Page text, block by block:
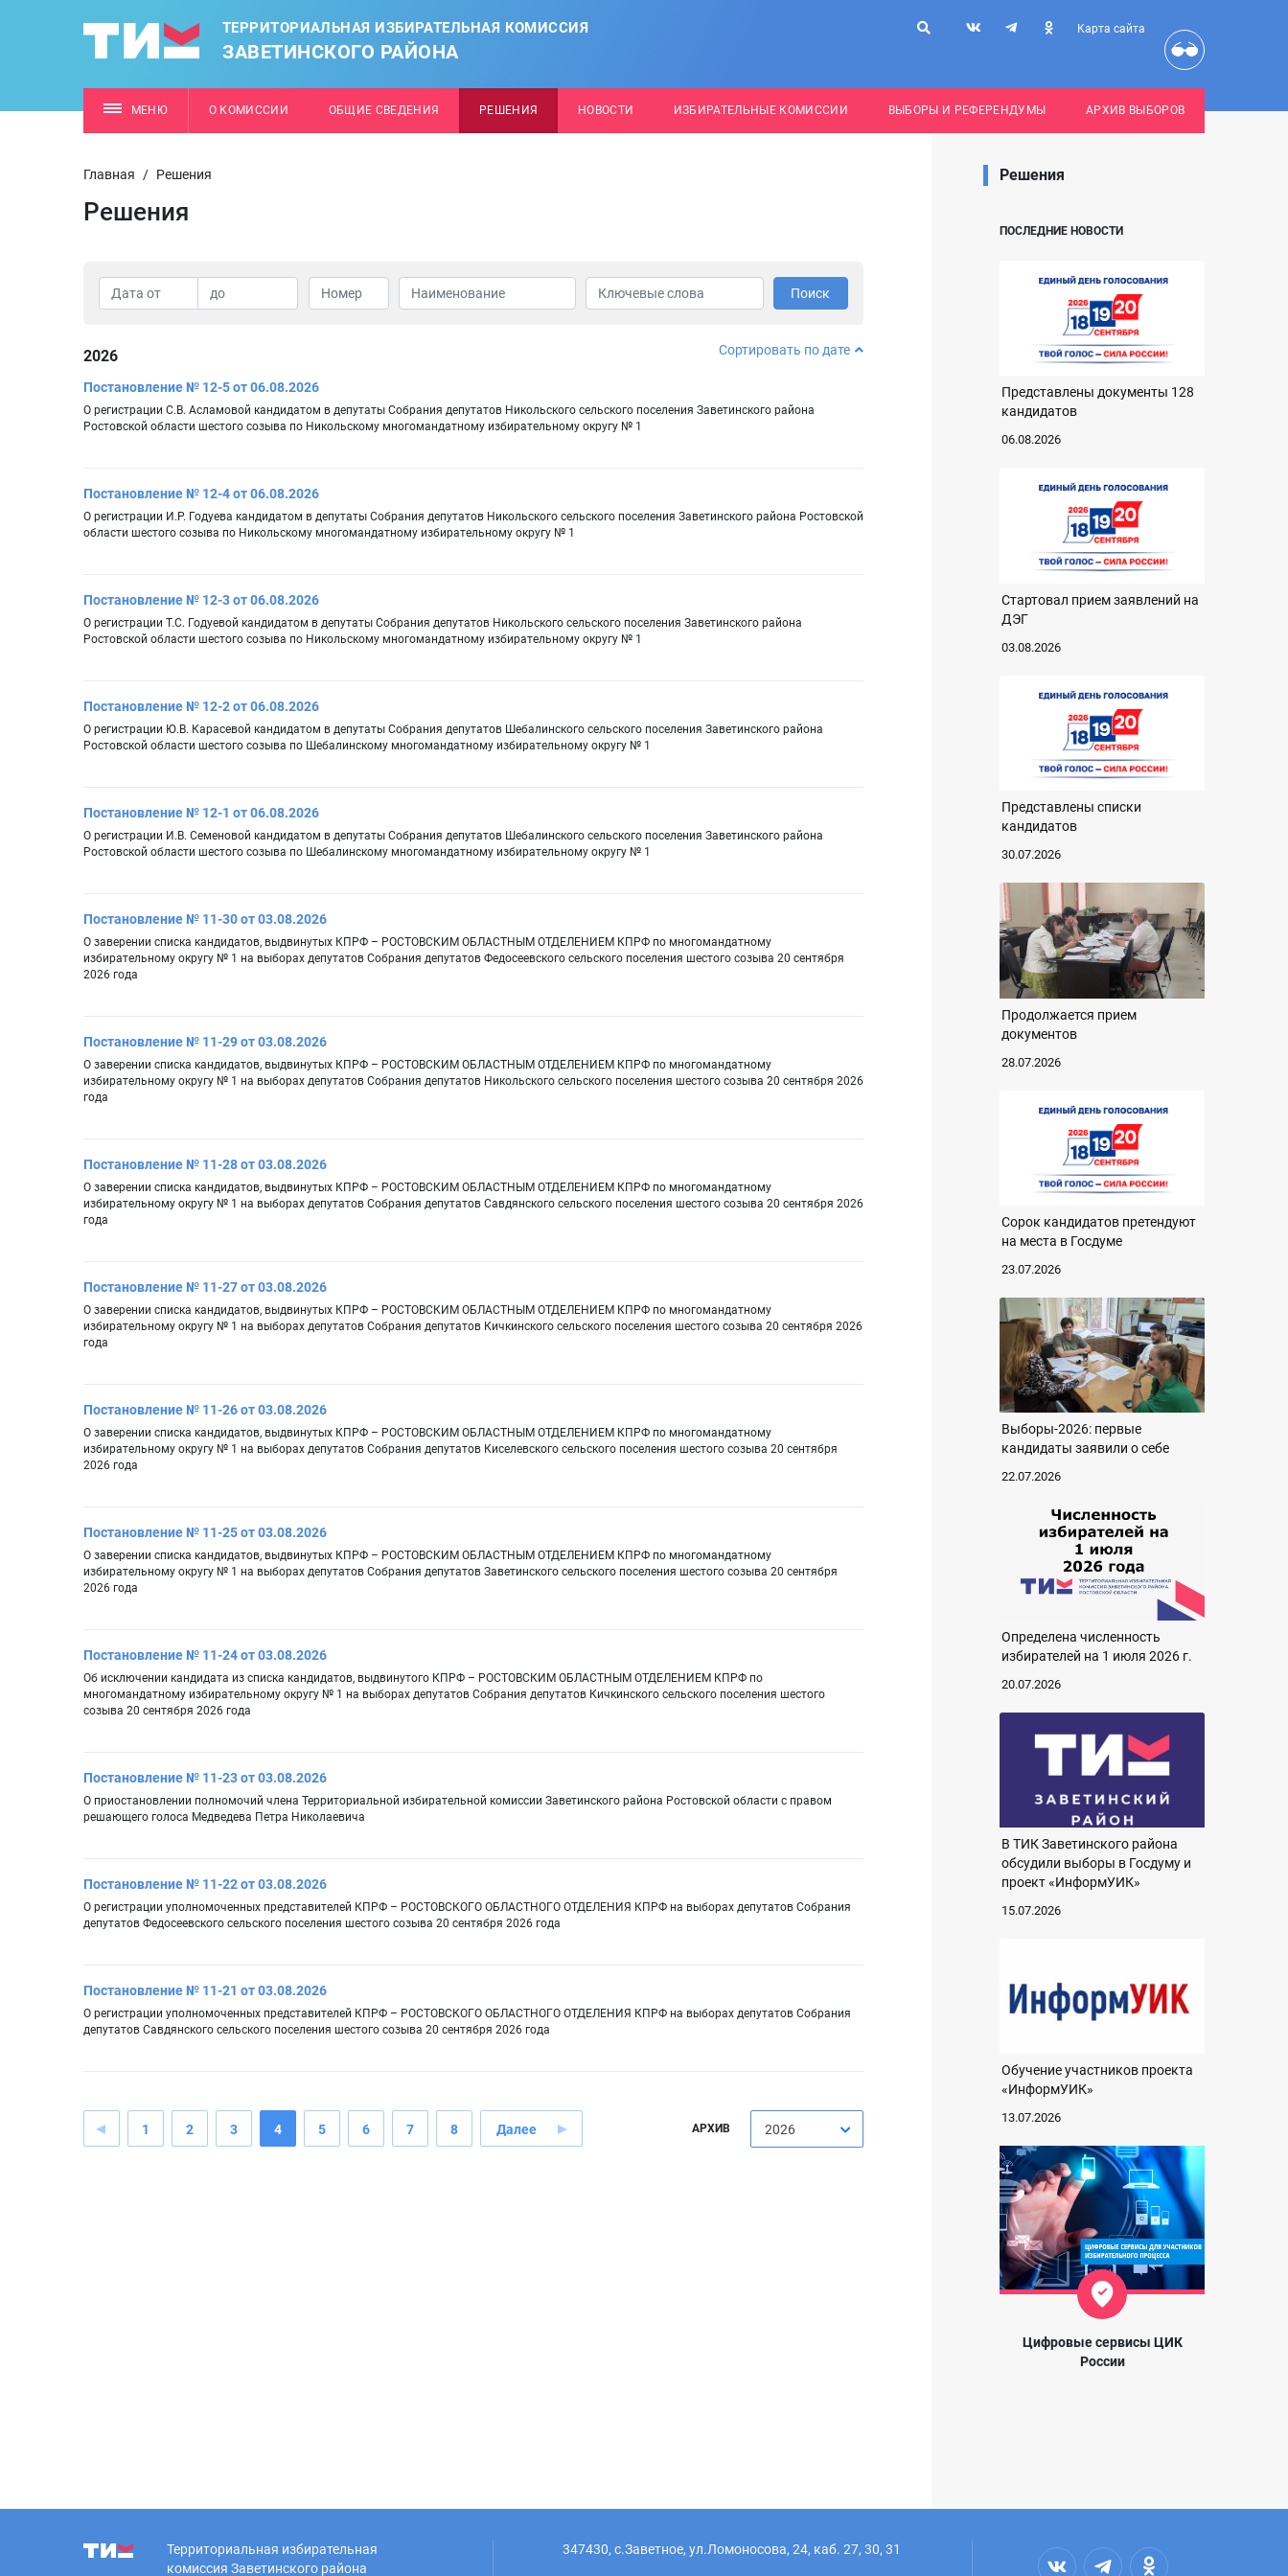
ТЕРРИТОРИАЛЬНАЯ ИЗБИРАТЕЛЬНАЯ КОМИССИЯ
ЗАВЕТИНСКОГО РАЙОНА
Карта сайта
МЕНЮ О КОМИССИИ ОБЩИЕ СВЕДЕНИЯ РЕШЕНИЯ НОВОСТИ ИЗБИРАТЕЛЬНЫЕ КОМИССИИ ВЫБОРЫ И РЕФЕРЕНДУМЫ АРХИВ ВЫБОРОВ
Главная / Решения
Решения
Поиск
2026 Сортировать по дате
Постановление № 12-5 от 06.08.2026
О регистрации С.В. Асламовой кандидатом в депутаты Собрания депутатов Никольского сельского поселения Заветинского района
Ростовской области шестого созыва по Никольскому многомандатному избирательному округу № 1
Постановление № 12-4 от 06.08.2026
О регистрации И.Р. Годуева кандидатом в депутаты Собрания депутатов Никольского сельского поселения Заветинского района Ростовской
области шестого созыва по Никольскому многомандатному избирательному округу № 1
Постановление № 12-3 от 06.08.2026
О регистрации Т.С. Годуевой кандидатом в депутаты Собрания депутатов Никольского сельского поселения Заветинского района
Ростовской области шестого созыва по Никольскому многомандатному избирательному округу № 1
Постановление № 12-2 от 06.08.2026
О регистрации Ю.В. Карасевой кандидатом в депутаты Собрания депутатов Шебалинского сельского поселения Заветинского района
Ростовской области шестого созыва по Шебалинскому многомандатному избирательному округу № 1
Постановление № 12-1 от 06.08.2026
О регистрации И.В. Семеновой кандидатом в депутаты Собрания депутатов Шебалинского сельского поселения Заветинского района
Ростовской области шестого созыва по Шебалинскому многомандатному избирательному округу № 1
Постановление № 11-30 от 03.08.2026
О заверении списка кандидатов, выдвинутых КПРФ – РОСТОВСКИМ ОБЛАСТНЫМ ОТДЕЛЕНИЕМ КПРФ по многомандатному
избирательному округу № 1 на выборах депутатов Собрания депутатов Федосеевского сельского поселения шестого созыва 20 сентября
2026 года
Постановление № 11-29 от 03.08.2026
О заверении списка кандидатов, выдвинутых КПРФ – РОСТОВСКИМ ОБЛАСТНЫМ ОТДЕЛЕНИЕМ КПРФ по многомандатному
избирательному округу № 1 на выборах депутатов Собрания депутатов Никольского сельского поселения шестого созыва 20 сентября 2026
года
Постановление № 11-28 от 03.08.2026
О заверении списка кандидатов, выдвинутых КПРФ – РОСТОВСКИМ ОБЛАСТНЫМ ОТДЕЛЕНИЕМ КПРФ по многомандатному
избирательному округу № 1 на выборах депутатов Собрания депутатов Савдянского сельского поселения шестого созыва 20 сентября 2026
года
Постановление № 11-27 от 03.08.2026
О заверении списка кандидатов, выдвинутых КПРФ – РОСТОВСКИМ ОБЛАСТНЫМ ОТДЕЛЕНИЕМ КПРФ по многомандатному
избирательному округу № 1 на выборах депутатов Собрания депутатов Кичкинского сельского поселения шестого созыва 20 сентября 2026
года
Постановление № 11-26 от 03.08.2026
О заверении списка кандидатов, выдвинутых КПРФ – РОСТОВСКИМ ОБЛАСТНЫМ ОТДЕЛЕНИЕМ КПРФ по многомандатному
избирательному округу № 1 на выборах депутатов Собрания депутатов Киселевского сельского поселения шестого созыва 20 сентября
2026 года
Постановление № 11-25 от 03.08.2026
О заверении списка кандидатов, выдвинутых КПРФ – РОСТОВСКИМ ОБЛАСТНЫМ ОТДЕЛЕНИЕМ КПРФ по многомандатному
избирательному округу № 1 на выборах депутатов Собрания депутатов Заветинского сельского поселения шестого созыва 20 сентября
2026 года
Постановление № 11-24 от 03.08.2026
Об исключении кандидата из списка кандидатов, выдвинутого КПРФ – РОСТОВСКИМ ОБЛАСТНЫМ ОТДЕЛЕНИЕМ КПРФ по
многомандатному избирательному округу № 1 на выборах депутатов Собрания депутатов Кичкинского сельского поселения шестого
созыва 20 сентября 2026 года
Постановление № 11-23 от 03.08.2026
О приостановлении полномочий члена Территориальной избирательной комиссии Заветинского района Ростовской области с правом
решающего голоса Медведева Петра Николаевича
Постановление № 11-22 от 03.08.2026
О регистрации уполномоченных представителей КПРФ – РОСТОВСКОГО ОБЛАСТНОГО ОТДЕЛЕНИЯ КПРФ на выборах депутатов Собрания
депутатов Федосеевского сельского поселения шестого созыва 20 сентября 2026 года
Постановление № 11-21 от 03.08.2026
О регистрации уполномоченных представителей КПРФ – РОСТОВСКОГО ОБЛАСТНОГО ОТДЕЛЕНИЯ КПРФ на выборах депутатов Собрания
депутатов Савдянского сельского поселения шестого созыва 20 сентября 2026 года
1 2 3 4 5 6 7 8 Далее АРХИВ 2026
Решения
ПОСЛЕДНИЕ НОВОСТИ
Представлены документы 128
кандидатов
06.08.2026
Стартовал прием заявлений на
ДЭГ
03.08.2026
Представлены списки
кандидатов
30.07.2026
Продолжается прием
документов
28.07.2026
Сорок кандидатов претендуют
на места в Госдуме
23.07.2026
Выборы-2026: первые
кандидаты заявили о себе
22.07.2026
Определена численность
избирателей на 1 июля 2026 г.
20.07.2026
В ТИК Заветинского района
обсудили выборы в Госдуму и
проект «ИнформУИК»
15.07.2026
Обучение участников проекта
«ИнформУИК»
13.07.2026
Цифровые сервисы ЦИК
России
Территориальная избирательная
комиссия Заветинского района
347430, с.Заветное, ул.Ломоносова, 24, каб. 27, 30, 31